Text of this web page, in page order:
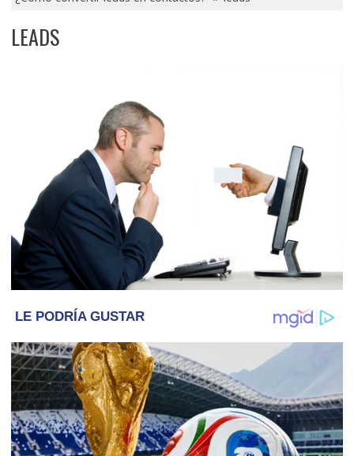
LEADS